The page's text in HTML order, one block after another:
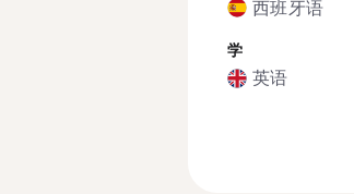
西班牙语
学
英语